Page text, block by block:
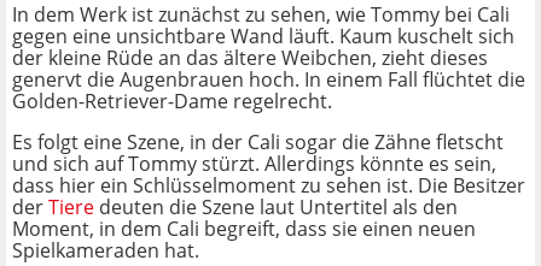
In dem Werk ist zunächst zu sehen, wie Tommy bei Cali
gegen eine unsichtbare Wand läuft. Kaum kuschelt sich
der kleine Rüde an das ältere Weibchen, zieht dieses
genervt die Augenbrauen hoch. In einem Fall flüchtet die
Golden-Retriever-Dame regelrecht.
Es folgt eine Szene, in der Cali sogar die Zähne fletscht
und sich auf Tommy stürzt. Allerdings könnte es sein,
dass hier ein Schlüsselmoment zu sehen ist. Die Besitzer
derTiere deuten die Szene laut Untertitel als den
Moment, in dem Cali begreift, dass sie einen neuen
Spielkameraden hat.